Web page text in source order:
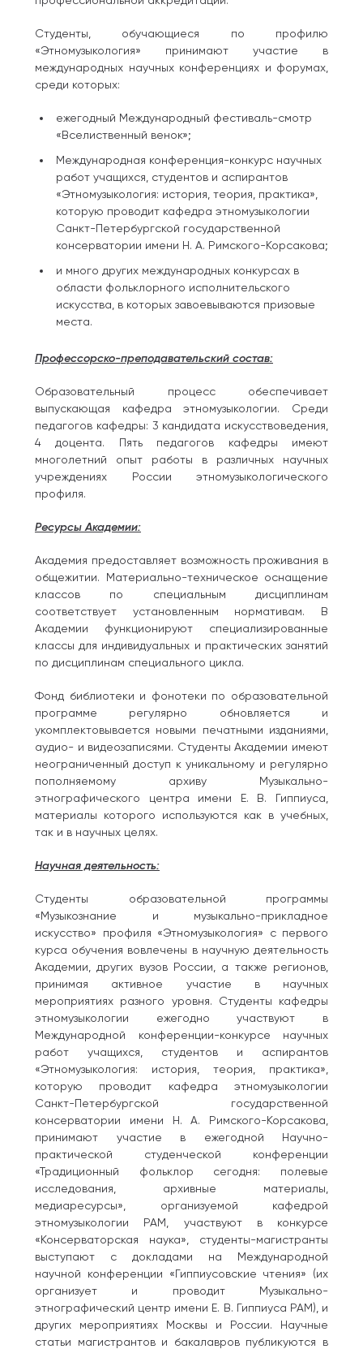
Студенты, обучающиеся по профилю
«Этномузыкология» принимают участие в
международных научных конференциях и форумах,
среди которых:
ежегодный Международный фестиваль-смотр
«Вселиственный венок»;
Международная конференция-конкурс научных
работ учащихся, студентов и аспирантов
«Этномузыкология: история, теория, практика»,
которую проводит кафедра этномузыкологии
Санкт-Петербургской государственной
консерватории имени Н. А. Римского-Корсакова;
и много других международных конкурсах в
области фольклорного исполнительского
искусства, в которых завоевываются призовые
места.
Профессорско-преподавательский состав:
Образовательный процесс обеспечивает
выпускающая кафедра этномузыкологии. Среди
педагогов кафедры: 3 кандидата искусствоведения,
4 доцента. Пять педагогов кафедры имеют
многолетний опыт работы в различных научных
учреждениях России этномузыкологического
профиля.
Ресурсы Академии:
Академия предоставляет возможность проживания в
общежитии. Материально-техническое оснащение
классов по специальным дисциплинам
соответствует установленным нормативам. В
Академии функционируют специализированные
классы для индивидуальных и практических занятий
по дисциплинам специального цикла.
Фонд библиотеки и фонотеки по образовательной
программе регулярно обновляется и
укомплектовывается новыми печатными изданиями,
аудио- и видеозаписями. Студенты Академии имеют
неограниченный доступ к уникальному и регулярно
пополняемому архиву Музыкально-
этнографического центра имени Е. В. Гиппиуса,
материалы которого используются как в учебных,
так и в научных целях.
Научная деятельность:
Студенты образовательной программы
«Музыкознание и музыкально-прикладное
искусство» профиля «Этномузыкология» с первого
курса обучения вовлечены в научную деятельность
Академии, других вузов России, а также регионов,
принимая активное участие в научных
мероприятиях разного уровня. Студенты кафедры
этномузыкологии ежегодно участвуют в
Международной конференции-конкурсе научных
работ учащихся, студентов и аспирантов
«Этномузыкология: история, теория, практика»,
которую проводит кафедра этномузыкологии
Санкт-Петербургской государственной
консерватории имени Н. А. Римского-Корсакова,
принимают участие в ежегодной Научно-
практической студенческой конференции
«Традиционный фольклор сегодня: полевые
исследования, архивные материалы,
медиаресурсы», организуемой кафедрой
этномузыкологии РАМ, участвуют в конкурсе
«Консерваторская наука», студенты-магистранты
выступают с докладами на Международной
научной конференции «Гиппиусовские чтения» (их
организует и проводит Музыкально-
этнографический центр имени Е. В. Гиппиуса РАМ), и
других мероприятиях Москвы и России. Научные
статьи магистрантов и бакалавров публикуются в